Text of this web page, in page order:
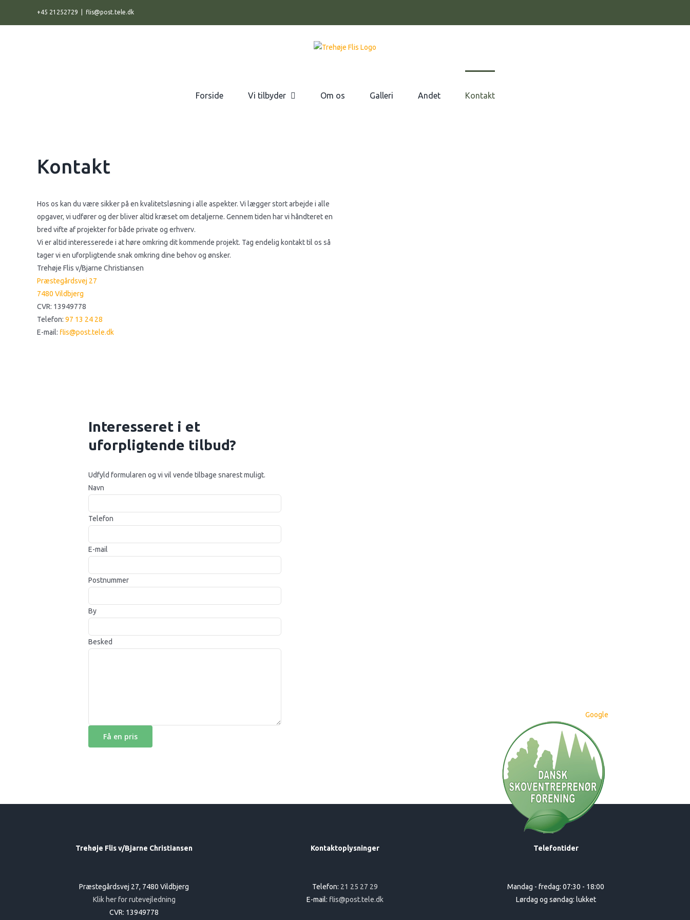
+45 21252729 flis@post.tele.dk
Forside Vi tilbyder Om os Galleri Andet Kontakt
Kontakt
Hos os kan du være sikker på en kvalitetsløsning i alle aspekter. Vi lægger stort arbejde i alle
opgaver, vi udfører og der bliver altid kræset om detaljerne. Gennem tiden har vi håndteret en
bred vifte af projekter for både private og erhverv.​
Vi er altid interesserede i at høre omkring dit kommende projekt. Tag endelig kontakt til os så
tager vi en uforpligtende snak omkring dine behov og ønsker.
Trehøje Flis v/Bjarne Christiansen
Præstegårdsvej 27
7480 Vildbjerg
CVR: 13949778
Telefon: 97 13 24 28
E-mail: ​ flis@post.tele.dk
Interesseret i et
uforpligtende tilbud?
Udfyld formularen og vi vil vende tilbage snarest muligt.
Navn
Telefon
E-mail
Postnummer
By
Besked
mere end 2 anmeldelser påGo​ogle​
Trehøje Flis v/Bjarne Christiansen
Præstegårdsvej 27, 7480 Vildbjerg
Klik her for rutevejledning
CVR: 13949778
Kontaktoplysninger
Telefon: 21 25 27 29
E-mail: flis@post.tele.dk
Telefontider
Mandag - fredag: 07:30 - 18:00
Lørdag og søndag: lukket